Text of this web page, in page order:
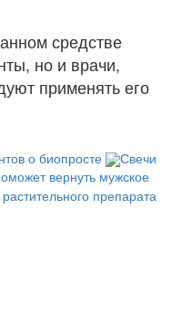
средстве
но и врачи,
применять его
о биопросте
Свечи
вернуть мужское
препарата